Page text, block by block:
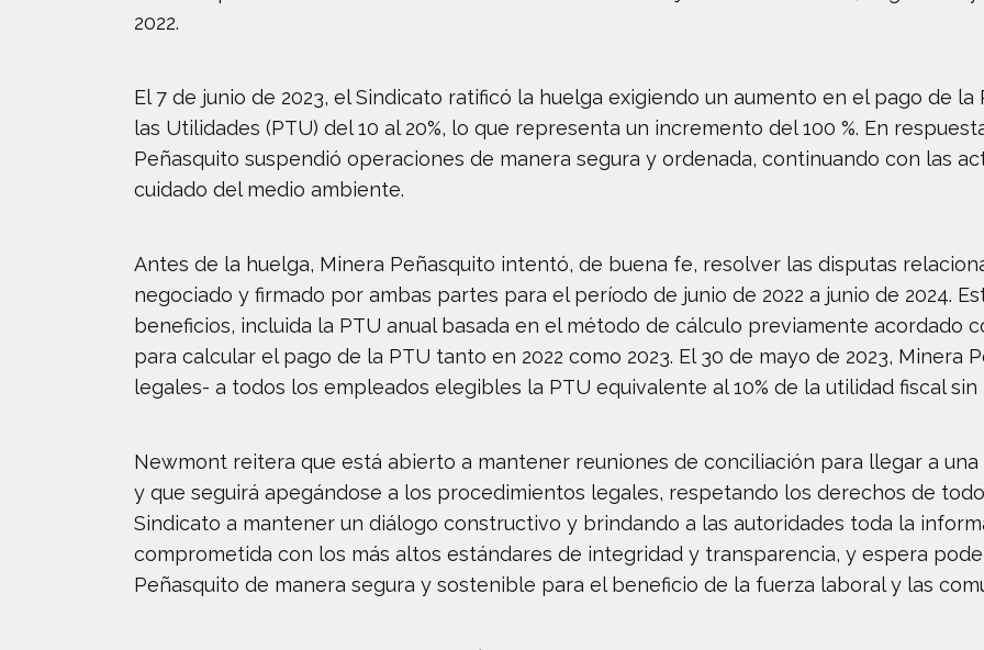
2022.
El 7 de junio de 2023, el Sindicato ratificó la huelga exigiendo un aumento en el pago de
las Utilidades (PTU) del 10 al 20%, lo que representa un incremento del 100 %. En
Peñasquito suspendió operaciones de manera segura y ordenada, continuando con las
cuidado del medio ambiente.
Antes de la huelga, Minera Peñasquito intentó, de buena fe, resolver las disputas
negociado y firmado por ambas partes para el período de junio de 2022 a junio de 2024.
beneficios, incluida la PTU anual basada en el método de cálculo previamente acordado
para calcular el pago de la PTU tanto en 2022 como 2023. El 30 de mayo de 2023,
legales- a todos los empleados elegibles la PTU equivalente al 10% de la utilidad fiscal sin
Newmont reitera que está abierto a mantener reuniones de conciliación para llegar a
y que seguirá apegándose a los procedimientos legales, respetando los derechos de
Sindicato a mantener un diálogo constructivo y brindando a las autoridades toda la
comprometida con los más altos estándares de integridad y transparencia, y espera
Peñasquito de manera segura y sostenible para el beneficio de la fuerza laboral y las